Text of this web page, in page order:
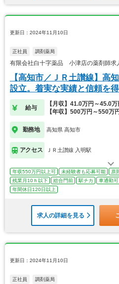
更新日：2024年11月10日
正社員 調剤薬局
有限会社白十字薬品 小津店の薬剤師求
【高知市／ＪＲ土讃線】高
設立。着実な実績と信頼を
給与
【月収】41.0万円～45.0
【年収】500万円～550万
勤務地 高知県 高知市
アクセス ＪＲ土讃線 入明駅
年収550万円以上可 未経験者も応募可能
原
残業月10ｈ以下
総合門前 駅チカ 車通勤可
年間休日120日以上
求人の詳細を見る
更新日：2024年11月10日
正社員 調剤薬局